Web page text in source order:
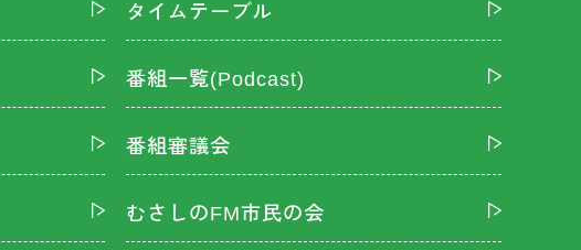
タイムテーブル
番組一覧(Podcast)
番組審議会
むさしのFM市民の会